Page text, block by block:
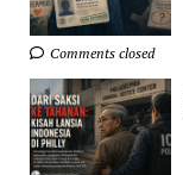
Comments closed